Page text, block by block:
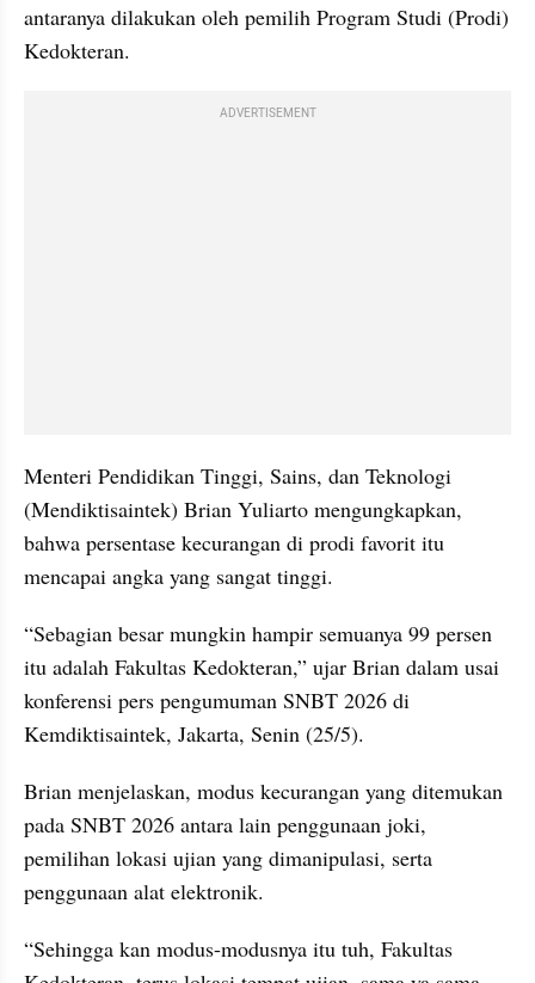
antaranya dilakukan oleh pemilih Program Studi (Prodi)
Kedokteran.
ADVERTISEMENT
Menteri Pendidikan Tinggi, Sains, dan Teknologi
(Mendiktisaintek) Brian Yuliarto mengungkapkan,
bahwa persentase kecurangan di prodi favorit itu
mencapai angka yang sangat tinggi.
“Sebagian besar mungkin hampir semuanya 99 persen
itu adalah Fakultas Kedokteran,” ujar Brian dalam usai
konferensi pers pengumuman SNBT 2026 di
Kemdiktisaintek, Jakarta, Senin (25/5).
Brian menjelaskan, modus kecurangan yang ditemukan
pada SNBT 2026 antara lain penggunaan joki,
pemilihan lokasi ujian yang dimanipulasi, serta
penggunaan alat elektronik.
“Sehingga kan modus-modusnya itu tuh, Fakultas